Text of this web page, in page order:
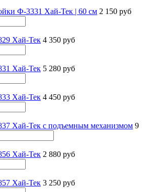
Ф-3331 Хай-Тек | 60 см 2 150 руб
Хай-Тек 4 350 руб
Хай-Тек 5 280 руб
Хай-Тек 4 450 руб
Хай-Тек с подъемным механизмом 9
Хай-Тек 2 880 руб
Хай-Тек 3 250 руб